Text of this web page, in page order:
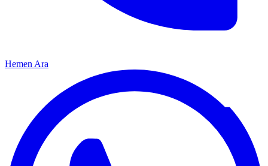
Hemen Ara